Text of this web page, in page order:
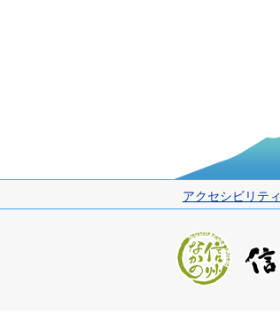
アクセシビリティ